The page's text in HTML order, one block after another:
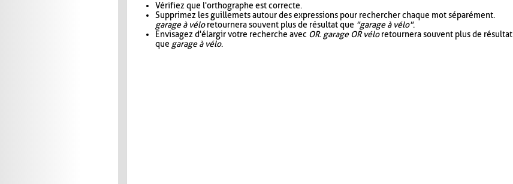
Vérifiez que l'orthographe est correcte.
Supprimez les guillemets autour des expressions pour rechercher chaque mot séparément.
garage à véloretournera souvent plus de résultat que "garage à vélo".
Envisagez d'élargir votre recherche avec OR. garage OR véloretournera souvent plus de résultat
que garage à vélo.